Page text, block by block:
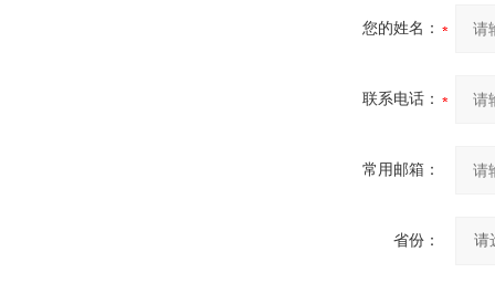
您的姓名：
联系电话：
常用邮箱：
省份：